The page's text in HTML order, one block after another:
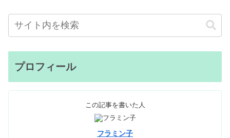
プロフィール
この記事を書いた人
フラミン子